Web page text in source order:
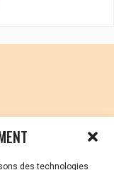
des technologies
ET